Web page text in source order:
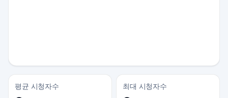
평균 시청자수 최대 시청자수